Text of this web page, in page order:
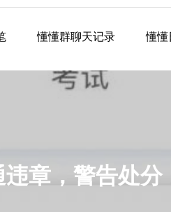
懂懂群聊天记录 懂懂
章，警告处分